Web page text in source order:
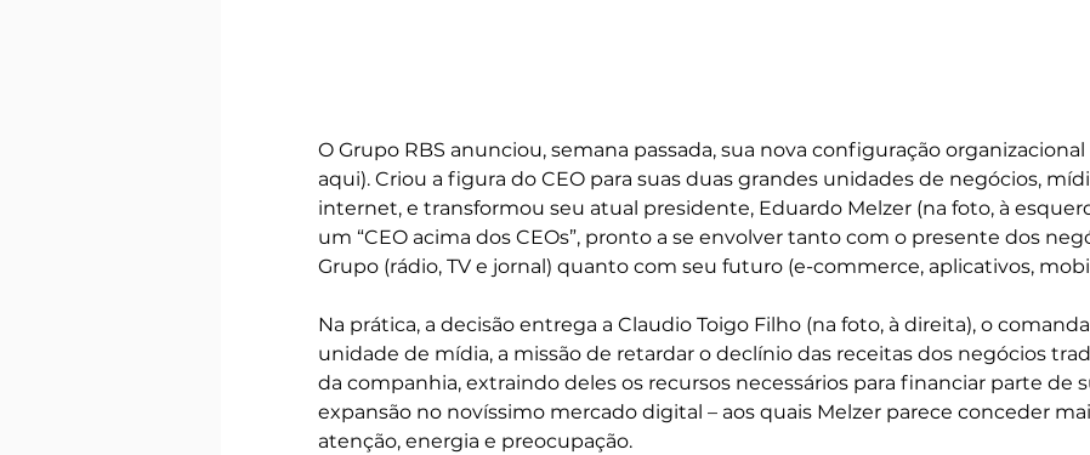
O Grupo RBS anunciou, semana passada, sua nova configuração organizacional
aqui). Criou a figura do CEO para suas duas grandes unidades de negócios,
internet, e transformou seu atual presidente, Eduardo Melzer (na foto, à
um “CEO acima dos CEOs”, pronto a se envolver tanto com o presente dos
Grupo (rádio, TV e jornal) quanto com seu futuro (e-commerce, aplicativos,
Na prática, a decisão entrega a Claudio Toigo Filho (na foto, à direita), o
unidade de mídia, a missão de retardar o declínio das receitas dos negócios
da companhia, extraindo deles os recursos necessários para financiar parte de
expansão no novíssimo mercado digital – aos quais Melzer parece conceder
atenção, energia e preocupação.